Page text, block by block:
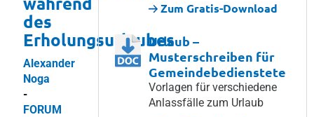
des
Erholungsurlaubes
Alexander
Noga
-
FORUM
Zum Gratis-Download
Urlaub –
Musterschreiben für
Gemeindebedienstete
Vorlagen für verschiedene
Anlassfälle zum Urlaub